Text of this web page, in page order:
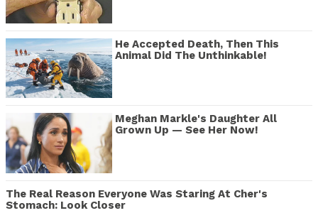
He Accepted Death, Then This
Animal Did The Unthinkable!
Meghan Markle's Daughter All
Grown Up — See Her Now!
The Real Reason Everyone Was Staring At Cher's
Stomach: Look Closer